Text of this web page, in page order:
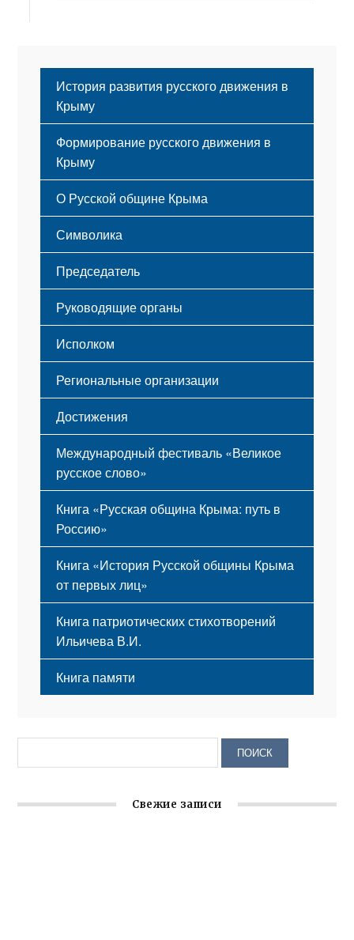
История развития русского движения в
Крыму
Формирование русского движения в
Крыму
Русский Крым
О Русской общине Крыма
Этапы становления
Принципы деятельности
Структура
Мероприятия
Символика
Флаг
Герб
Гимн
Председатель
Руководящие органы
Исполком
Региональные организации
Достижения
Международный фестиваль «Великое
русское слово»
Книга «Русская община Крыма: путь в
Россию»
Книга «История Русской общины Крыма
от первых лиц»
Книга патриотических стихотворений
Ильичева В.И.
Книга памяти
Свежие записи